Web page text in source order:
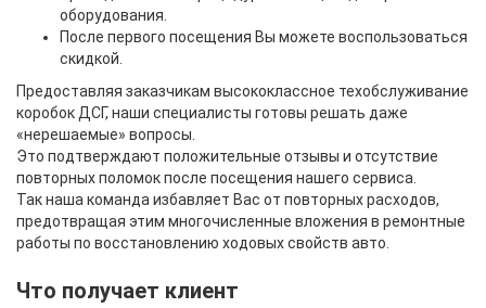
оборудования.
После первого посещения Вы можете воспользоваться
скидкой.
Предоставляя заказчикам высококлассное техобслуживание
коробок ДСГ, наши специалисты готовы решать даже
«нерешаемые» вопросы.
Это подтверждают положительные отзывы и отсутствие
повторных поломок после посещения нашего сервиса.
Так наша команда избавляет Вас от повторных расходов,
предотвращая этим многочисленные вложения в ремонтные
работы по восстановлению ходовых свойств авто.
Что получает клиент